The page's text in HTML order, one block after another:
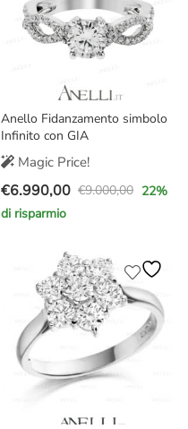
Anello Fidanzamento simbolo
Infinito con GIA
Magic Price!
€9.000,00
Il
prezzo
€9.000,00.
€6.990,00
Il
prezzo
€6.990,00.
22%
di risparmio